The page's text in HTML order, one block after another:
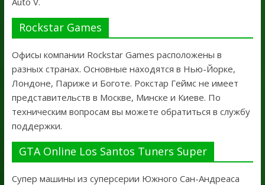
Rockstar Games
Офисы компании Rockstar Games расположены в
разных странах. Основные находятся в Нью-Йорке,
Лондоне, Париже и Боготе. Рокстар Геймс не имеет
представительств в Москве, Минске и Киеве. По
техническим вопросам вы можете обратиться в службу
поддержки.
GTA Online Los Santos Tuners Super
Супер машины из суперсерии Южного Сан-Андреаса